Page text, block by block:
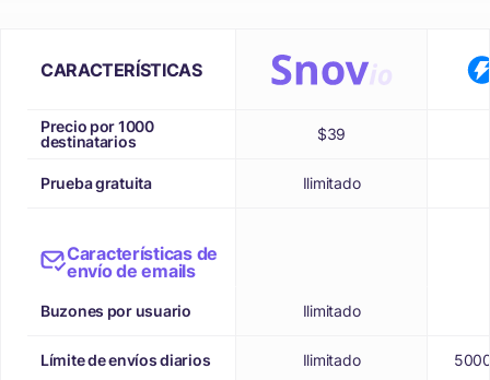
CARACTERÍSTICAS
Precio por 1000
destinatarios
$39
Prueba gratuita Ilimitado
Características de
envío de emails
Buzones por usuario Ilimitado
Límite de envíos diarios Ilimitado